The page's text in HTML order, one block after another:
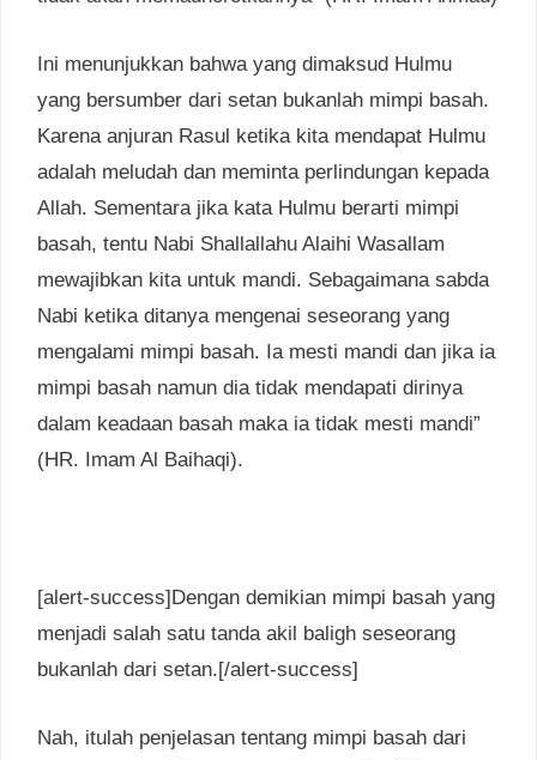
Ini menunjukkan bahwa yang dimaksud Hulmu
yang bersumber dari setan bukanlah mimpi basah.
Karena anjuran Rasul ketika kita mendapat Hulmu
adalah meludah dan meminta perlindungan kepada
Allah. Sementara jika kata Hulmu berarti mimpi
basah, tentu Nabi Shallallahu Alaihi Wasallam
mewajibkan kita untuk mandi. Sebagaimana sabda
Nabi ketika ditanya mengenai seseorang yang
mengalami mimpi basah. Ia mesti mandi dan jika ia
mimpi basah namun dia tidak mendapati dirinya
dalam keadaan basah maka ia tidak mesti mandi”
(HR. Imam Al Baihaqi).
[alert-success]Dengan demikian mimpi basah yang
menjadi salah satu tanda akil baligh seseorang
bukanlah dari setan.[/alert-success]
Nah, itulah penjelasan tentang mimpi basah dari